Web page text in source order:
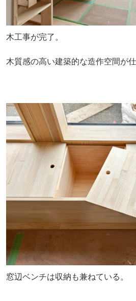
木工事が完了。
木質感の高い建築的な造作空間が仕
窓辺ベンチは収納も兼ねている。